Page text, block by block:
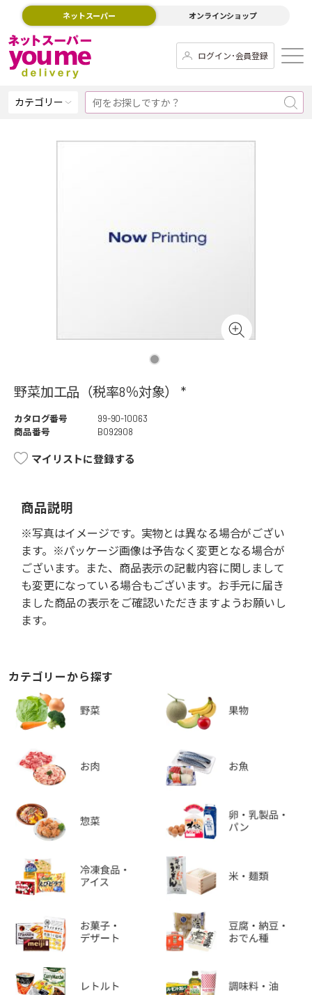
ネットスーパー オンラインショップ
ログイン･会員登録
カテゴリー
野菜加工品（税率8％対象） *
カタログ番号
99-90-10063
商品番号
B092908
マイリストに登録する
商品説明
※写真はイメージです。実物とは異なる場合がござい
ます。※パッケージ画像は予告なく変更となる場合が
ございます。また、商品表示の記載内容に関しまして
も変更になっている場合もございます。お手元に届き
ました商品の表示をご確認いただきますようお願いし
ます。
カテゴリーから探す